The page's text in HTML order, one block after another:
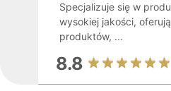
Specjalizuje się w
wysokiej jakości,
produktów, ...
8.8